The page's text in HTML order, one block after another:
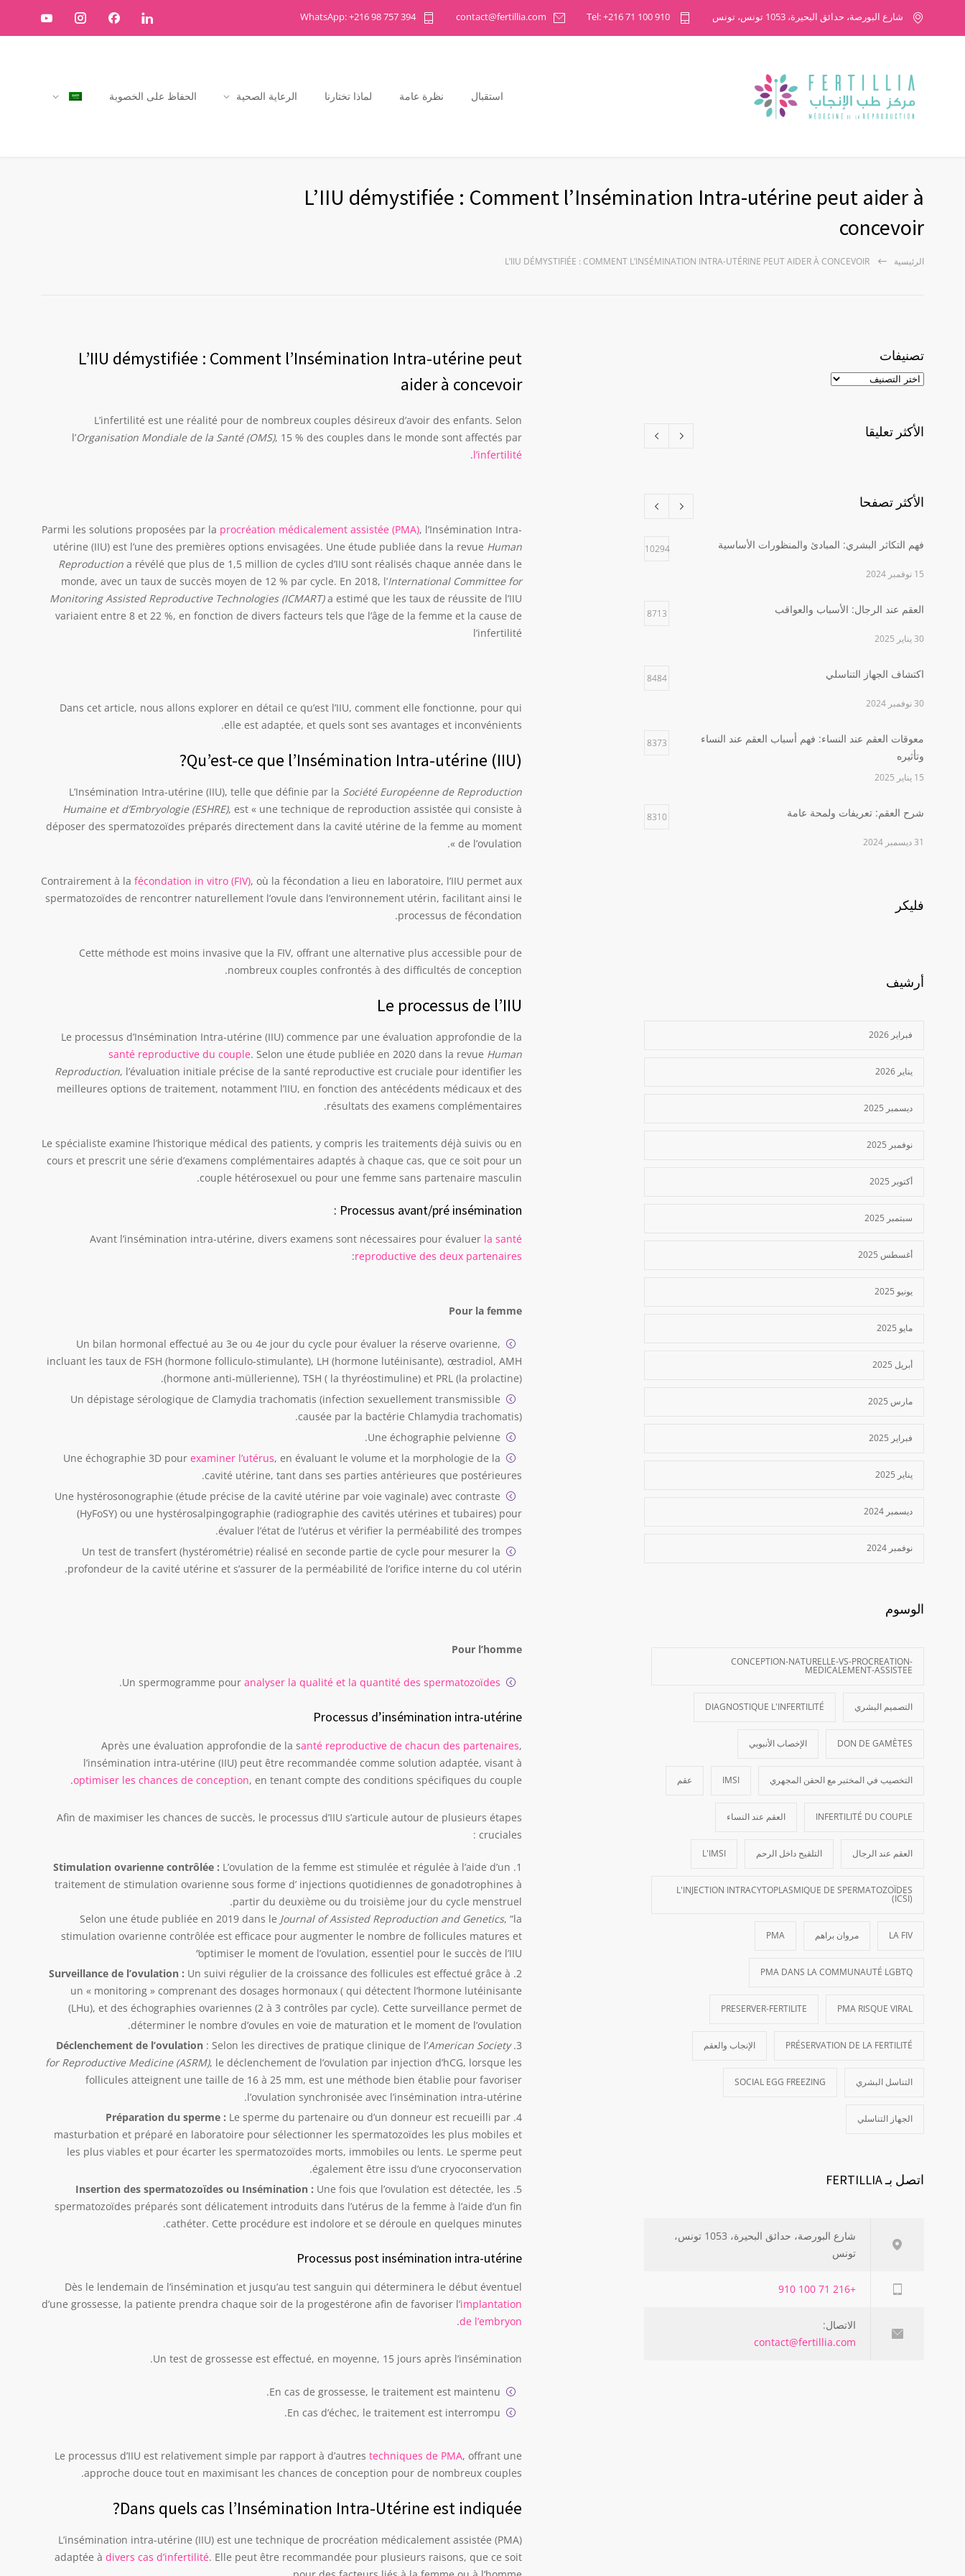
شارع البورصة، حدائق البحيرة، 1053 تونس، تونس contact@fertillia.com
WhatsApp: +216 98 757 394
استقبال نظرة عامة لماذا تختارنا الرعاية الصحية الحفاظ على الخصوبة
L’IIU démystifiée : Comment l’Insémination Intra-utérine peut aider à
concevoir
الرئيسية L’IIU DÉMYSTIFIÉE : COMMENT L’INSÉMINATION INTRA-UTÉRINE PEUT AIDER À CONCEVOIR
L’IIU démystifiée : Comment l’Insémination Intra-utérine peut
aider à concevoir
L’infertilité est une réalité pour de nombreux couples désireux d’avoir des enfants. Selon
l’Organisation Mondiale de la Santé (OMS), 15 % des couples dans le monde sont affectés par
l’infertilité
.
Parmi les solutions proposées par la procréation médicalement assistée (PMA), l’Insémination Intra-
utérine (IIU) est l’une des premières options envisagées. Une étude publiée dans la revue Human
Reproduction a révélé que plus de 1,5 million de cycles d’IIU sont réalisés chaque année dans le
monde, avec un taux de succès moyen de 12 % par cycle. En 2018, l’International Committee for
Monitoring Assisted Reproductive Technologies (ICMART)a estimé que les taux de réussite de l’IIU
variaient entre 8 et 22 %, en fonction de divers facteurs tels que l’âge de la femme et la cause de
l’infertilité
Dans cet article, nous allons explorer en détail ce qu’est l’IIU, comment elle fonctionne, pour qui
elle est adaptée, et quels sont ses avantages et inconvénients.
Qu’est-ce que l’Insémination Intra-utérine (IIU)?
L’Insémination Intra-utérine (IIU), telle que définie par la Société Européenne de Reproduction
Humaine et d’Embryologie (ESHRE), est « une technique de reproduction assistée qui consiste à
déposer des spermatozoïdes préparés directement dans la cavité utérine de la femme au moment
de l’ovulation ».
Contrairement à la fécondation in vitro (FIV), où la fécondation a lieu en laboratoire, l’IIU permet aux
spermatozoïdes de rencontrer naturellement l’ovule dans l’environnement utérin, facilitant ainsi le
processus de fécondation.
Cette méthode est moins invasive que la FIV, offrant une alternative plus accessible pour de
nombreux couples confrontés à des difficultés de conception.
Le processus de l’IIU
Le processus d’Insémination Intra-utérine (IIU) commence par une évaluation approfondie de la
santé reproductive du couple. Selon une étude publiée en 2020 dans la revue Human
Reproduction, l’évaluation initiale précise de la santé reproductive est cruciale pour identifier les
meilleures options de traitement, notamment l’IIU, en fonction des antécédents médicaux et des
résultats des examens complémentaires.
Le spécialiste examine l’historique médical des patients, y compris les traitements déjà suivis ou en
cours et prescrit une série d’examens complémentaires adaptés à chaque cas, que ce soit pour un
couple hétérosexuel ou pour une femme sans partenaire masculin.
Processus avant/pré insémination :
Avant l’insémination intra-utérine, divers examens sont nécessaires pour évaluer la santé
reproductive des deux partenaires
:
Pour la femme
Un bilan hormonal effectué au 3e ou 4e jour du cycle pour évaluer la réserve ovarienne,
incluant les taux de FSH (hormone folliculo-stimulante), LH (hormone lutéinisante), œstradiol, AMH
(hormone anti-müllerienne), TSH ( la thyréostimuline) et PRL (la prolactine).
Un dépistage sérologique de Clamydia trachomatis (infection sexuellement transmissible
causée par la bactérie Chlamydia trachomatis).
Une échographie pelvienne.
Une échographie 3D pour examiner l’utérus, en évaluant le volume et la morphologie de la
cavité utérine, tant dans ses parties antérieures que postérieures.
Une hystérosonographie (étude précise de la cavité utérine par voie vaginale) avec contraste
(HyFoSY) ou une hystérosalpingographie (radiographie des cavités utérines et tubaires) pour
évaluer l’état de l’utérus et vérifier la perméabilité des trompes.
Un test de transfert (hystérométrie) réalisé en seconde partie de cycle pour mesurer la
profondeur de la cavité utérine et s’assurer de la perméabilité de l’orifice interne du col utérin.
Pour l’homme
Un spermogramme pour analyser la qualité et la quantité des spermatozoïdes
.
Processus d’insémination intra-utérine
Après une évaluation approfondie de la santé reproductive de chacun des partenaires,
l’insémination intra-utérine (IIU) peut être recommandée comme solution adaptée, visant à
optimiser les chances de conception, en tenant compte des conditions spécifiques du couple.
Afin de maximiser les chances de succès, le processus d’IIU s’articule autour de plusieurs étapes
cruciales :
Stimulation ovarienne contrôlée : L’ovulation de la femme est stimulée et régulée à l’aide d’un
traitement de stimulation ovarienne sous forme d’ injections quotidiennes de gonadotrophines à
partir du deuxième ou du troisième jour du cycle menstruel.
Selon une étude publiée en 2019 dans le Journal of Assisted Reproduction and Genetics, “la
stimulation ovarienne contrôlée est efficace pour augmenter le nombre de follicules matures et
optimiser le moment de l’ovulation, essentiel pour le succès de l’IIU
”
Surveillance de l’ovulation : Un suivi régulier de la croissance des follicules est effectué grâce à
un « monitoring » comprenant des dosages hormonaux ( qui détectent l’hormone lutéinisante
(LHu), et des échographies ovariennes (2 à 3 contrôles par cycle). Cette surveillance permet de
déterminer le nombre d’ovules en voie de maturation et le moment de l’ovulation.
Déclenchement de l’ovulation : Selon les directives de pratique clinique de l’American Society
for Reproductive Medicine (ASRM), le déclenchement de l’ovulation par injection d’hCG, lorsque les
follicules atteignent une taille de 16 à 25 mm, est une méthode bien établie pour favoriser
l’ovulation synchronisée avec l’insémination intra-utérine.
Préparation du sperme : Le sperme du partenaire ou d’un donneur est recueilli par
masturbation et préparé en laboratoire pour sélectionner les spermatozoïdes les plus mobiles et
les plus viables et pour écarter les spermatozoïdes morts, immobiles ou lents. Le sperme peut
également être issu d’une cryoconservation.
Insertion des spermatozoïdes ou Insémination : Une fois que l’ovulation est détectée, les
spermatozoïdes préparés sont délicatement introduits dans l’utérus de la femme à l’aide d’un fin
cathéter. Cette procédure est indolore et se déroule en quelques minutes.
Processus post insémination intra-utérine
Dès le lendemain de l’insémination et jusqu’au test sanguin qui déterminera le début éventuel
d’une grossesse, la patiente prendra chaque soir de la progestérone afin de favoriser l’implantation
de l’embryon
.
Un test de grossesse est effectué, en moyenne, 15 jours après l’insémination.
En cas de grossesse, le traitement est maintenu.
En cas d’échec, le traitement est interrompu.
Le processus d’IIU est relativement simple par rapport à d’autres techniques de PMA, offrant une
approche douce tout en maximisant les chances de conception pour de nombreux couples.
Dans quels cas l’Insémination Intra-Utérine est indiquée?
L’insémination intra-utérine (IIU) est une technique de procréation médicalement assistée (PMA)
adaptée à divers cas d’infertilité. Elle peut être recommandée pour plusieurs raisons, que ce soit
تصنيفات
تصنيفات
الأكثر تعليقا
الأكثر تصفحا
فهم التكاثر البشري: المبادئ والمنظورات الأساسية 10294
15 نوفمبر 2024
العقم عند الرجال: الأسباب والعواقب 8713
30 يناير 2025
اكتشاف الجهاز التناسلي 8484
30 نوفمبر 2024
معوقات العقم عند النساء: فهم أسباب العقم عند النساء
وتأثيره
8373
15 يناير 2025
شرح العقم: تعريفات ولمحة عامة 8310
31 ديسمبر 2024
فليكر
أرشيف
فبراير 2026
يناير 2026
ديسمبر 2025
نوفمبر 2025
أكتوبر 2025
سبتمبر 2025
أغسطس 2025
يونيو 2025
مايو 2025
أبريل 2025
مارس 2025
فبراير 2025
يناير 2025
ديسمبر 2024
نوفمبر 2024
الوسوم
CONCEPTION-NATURELLE-VS-PROCREATION-
MEDICALEMENT-ASSISTEE
التصميم البشري DIAGNOSTIQUE L'INFERTILITÉ
DON DE GAMÈTES الإخصاب الأنبوبي
التخصيب في المختبر مع الحقن المجهري IMSI عقم
INFERTILITÉ DU COUPLE العقم عند النساء
العقم عند الرجال التلقيح داخل الرحم L'IMSI
L'INJECTION INTRACYTOPLASMIQUE DE SPERMATOZOÏDES
(ICSI)
LA FIV مروان براهم PMA
PMA DANS LA COMMUNAUTÉ LGBTQ
PMA RISQUE VIRAL
PRESERVER-FERTILITE
PRÉSERVATION DE LA FERTILITÉ الإنجاب والعقم
التناسل البشري SOCIAL EGG FREEZING
الجهاز التناسلي
اتصل بـ FERTILLIA
شارع البورصة، حدائق البحيرة، 1053 تونس،
تونس
+216 71 100 910
الاتصال:
contact@fertillia.com